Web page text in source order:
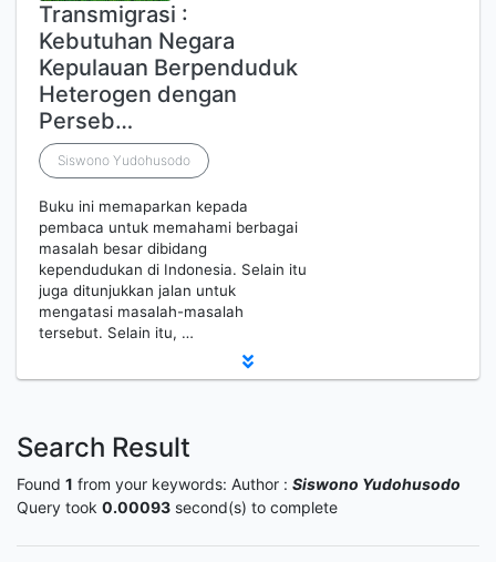
Transmigrasi :
Kebutuhan Negara
Kepulauan Berpenduduk
Heterogen dengan
Perseb…
Siswono Yudohusodo
Buku ini memaparkan kepada
pembaca untuk memahami berbagai
masalah besar dibidang
kependudukan di Indonesia. Selain itu
juga ditunjukkan jalan untuk
mengatasi masalah-masalah
tersebut. Selain itu, …
Search Result
Found 1 from your keywords: Author : Siswono Yudohusodo
Query took 0.00093 second(s) to complete